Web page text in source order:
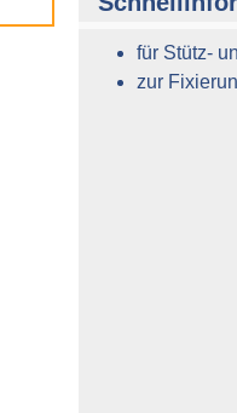
für Stütz-
zur